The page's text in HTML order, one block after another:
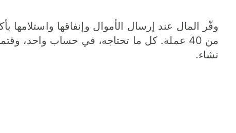
وفّر المال عند إرسال الأموال وإنفاقها واستلامها
من 40 عملة. كل ما تحتاجه، في حساب واحد،
تشاء.